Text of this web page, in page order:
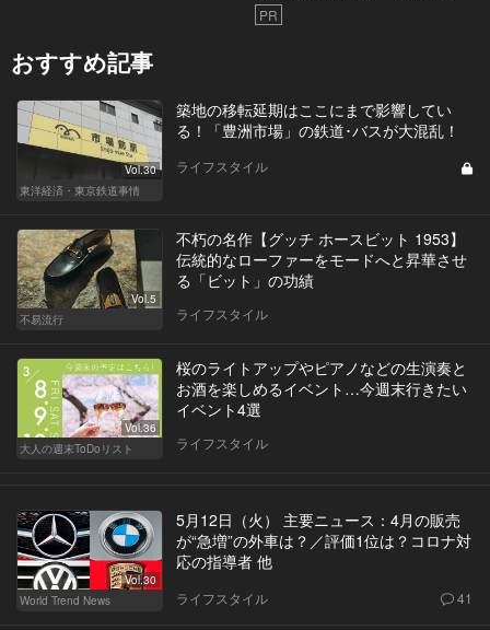
PR
おすすめ記事
Vol.30
東洋経済・東京鉄道事情
築地の移転延期はここにまで影響してい
る！「豊洲市場」の鉄道･バスが大混乱！
ライフスタイル
Vol.5
不易流行
不朽の名作【グッチ ホースビット 1953】
伝統的なローファーをモードへと昇華させ
る「ビット」の功績
ライフスタイル
Vol.36
大人の週末ToDoリスト
桜のライトアップやピアノなどの生演奏と
お酒を楽しめるイベント…今週末行きたい
イベント4選
ライフスタイル
Vol.30
World Trend News
5月12日（火） 主要ニュース：4月の販売
が“急増”の外車は？／評価1位は？コロナ対
応の指導者 他
ライフスタイル 41